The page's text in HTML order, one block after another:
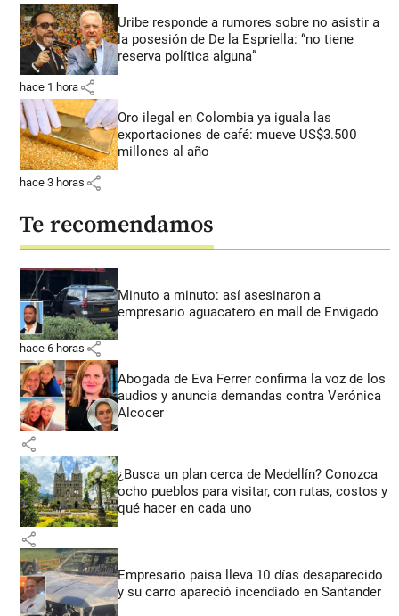
Uribe responde a rumores sobre no asistir a
la posesión de De la Espriella: “no tiene
reserva política alguna”
hace 1 hora share
Oro ilegal en Colombia ya iguala las
exportaciones de café: mueve US$3.500
millones al año
hace 3 horas share
Te recomendamos
Minuto a minuto: así asesinaron a
empresario aguacatero en mall de Envigado
hace 6 horas share
Abogada de Eva Ferrer confirma la voz de los
audios y anuncia demandas contra Verónica
Alcocer
share
¿Busca un plan cerca de Medellín? Conozca
ocho pueblos para visitar, con rutas, costos y
qué hacer en cada uno
share
Empresario paisa lleva 10 días desaparecido
y su carro apareció incendiado en Santander